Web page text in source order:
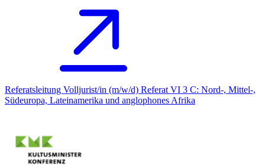
Referatsleitung Volljurist/in (m/w/d) Referat VI 3 C: Nord-, Mittel-,
Südeuropa, Lateinamerika und anglophones Afrika